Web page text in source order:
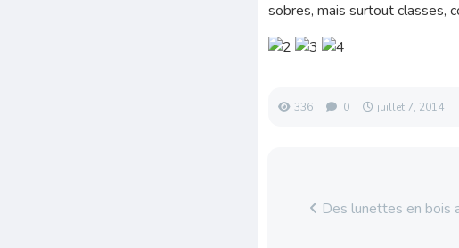
sobres, mais surtout classes,
336 0 juillet 7, 2014
Des lunettes en bois